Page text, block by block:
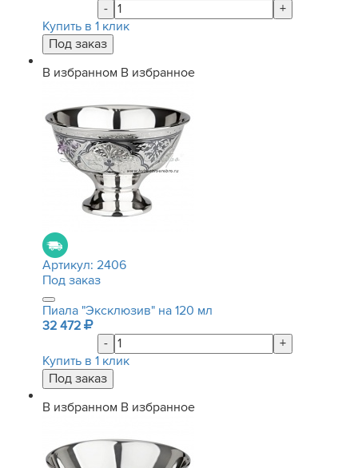
-
+
Купить в 1 клик
В избранном В избранное
Артикул: 2406
Под заказ
Пиала "Эксклюзив" на 120 мл
32 472
-
+
Купить в 1 клик
В избранном В избранное